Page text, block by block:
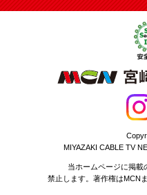
MIYAZAKI CABLE TV
当ホームページに掲載
禁止します。著作権はMCN